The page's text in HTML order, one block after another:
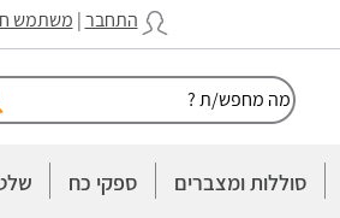
אתר
התחבר| משתמש
סוללות ומצברים ספקי כח